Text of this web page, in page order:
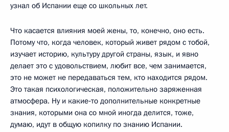
узнал об Испании еще со школьных лет.
Что касается влияния моей жены, то, конечно, оно есть.
Потому что, когда человек, который живет рядом с тобой,
изучает историю, культуру другой страны, язык, и явно
делает это с удовольствием, любит все, чем занимается,
это не может не передаваться тем, кто находится рядом.
Это такая психологическая, положительно заряженная
атмосфера. Ну и какие‑то дополнительные конкретные
знания, которыми она со мной иногда делится, тоже,
думаю, идут в общую копилку по знанию Испании.